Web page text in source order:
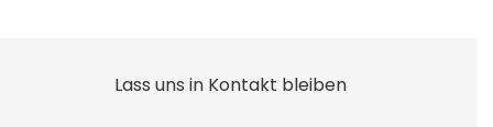
Lass uns in Kontakt bleiben